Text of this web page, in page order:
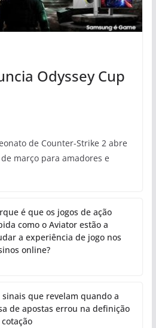
Odyssey Cup
de Counter-Strike 2 abre
março para amadores e
é que os jogos de ação
como o Aviator estão a
a experiência de jogo nos
online?
sinais que revelam quando a
de apostas errou na definição